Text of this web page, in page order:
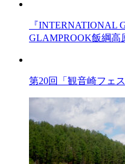
『INTERNATIONAL
GLAMPROOK飯綱高
第20回「観音崎フェ